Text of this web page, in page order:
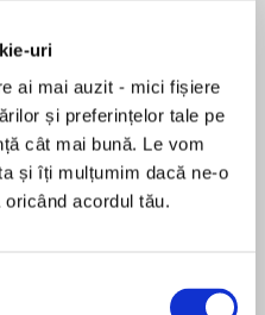
uri
ai mai auzit - mici fișiere
și preferințelor tale pe
cât mai bună. Le vom
și îți mulțumim dacă ne-o
acordul tău.
Fillmore Auditorium și
la Woodstock,
Santana.
e unic pentru
de la primele